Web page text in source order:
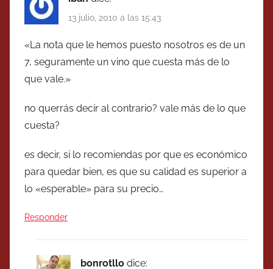
13 julio, 2010 a las 15:43
«La nota que le hemos puesto nosotros es de un
7, seguramente un vino que cuesta más de lo
que vale.»
no querrás decir al contrario? vale más de lo que
cuesta?
es decir, si lo recomiendas por que es económico
para quedar bien, es que su calidad es superior a
lo «esperable» para su precio…
Responder
bonrotllo dice: